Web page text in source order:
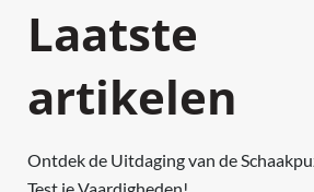
Laatste
artikelen
Ontdek de Uitdaging van de